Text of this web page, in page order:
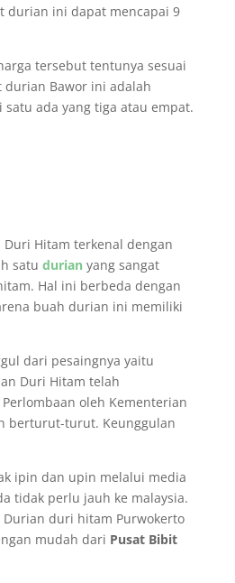
durian ini dapat mencapai 9
tersebut tentunya sesuai
Bawor ini adalah
ada yang tiga atau empat.
Hitam terkenal dengan
satudurian yang sangat
Hal ini berbeda dengan
buah durian ini memiliki
dari pesaingnya yaitu
Duri Hitam telah
oleh Kementerian
berturut-turut. Keunggulan
ipin dan upin melalui media
tidak perlu jauh ke malaysia.
duri hitam Purwokerto
mudah dari Pusat Bibit